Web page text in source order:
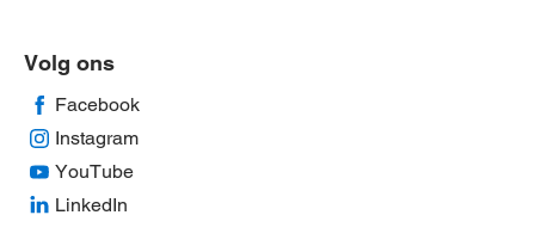
Volg ons
Facebook
Instagram
YouTube
LinkedIn